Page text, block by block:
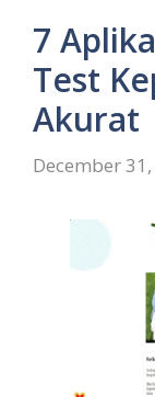
7
Test
Akurat
December